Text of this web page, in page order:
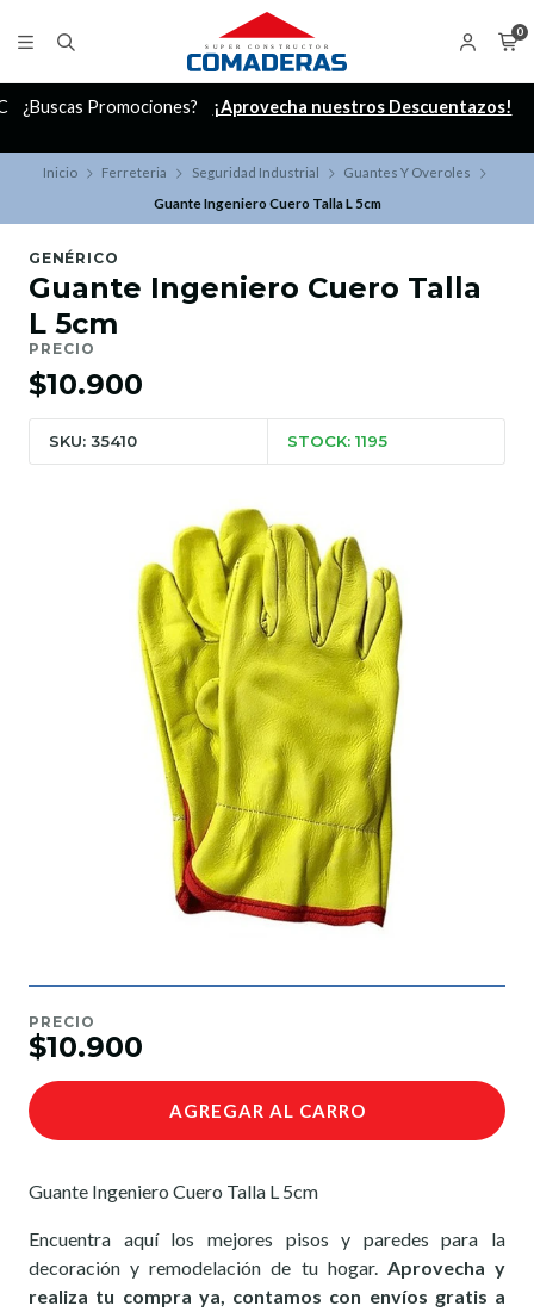
0
¿Buscas Promociones? ¡Aprovecha nuestros Descuentazos!
Inicio Ferreteria Seguridad Industrial
Guantes Y Overoles
Guante Ingeniero Cuero Talla L 5cm
GENÉRICO
Guante Ingeniero Cuero Talla
L 5cm
PRECIO
$10.900
SKU: 35410 STOCK: 1195
PRECIO
$10.900
AGREGAR AL CARRO
Guante Ingeniero Cuero Talla L 5cm
Encuentra aquí los mejores pisos y paredes para la
decoración y remodelación de tu hogar. Aprovecha y
realiza tu compra ya, contamos con envíos gratis a